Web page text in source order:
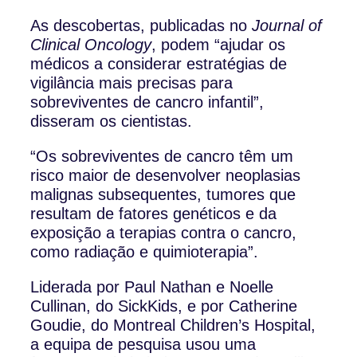
As descobertas, publicadas noJournal of
Clinical Oncology, podem “ajudar os
médicos a considerar estratégias de
vigilância mais precisas para
sobreviventes de cancro infantil”,
disseram os cientistas.
“Os sobreviventes de cancro têm um
risco maior de desenvolver neoplasias
malignas subsequentes, tumores que
resultam de fatores genéticos e da
exposição a terapias contra o cancro,
como radiação e quimioterapia”.
Liderada por Paul Nathan e Noelle
Cullinan, do SickKids, e por Catherine
Goudie, do Montreal Children’s Hospital,
a equipa de pesquisa usou uma